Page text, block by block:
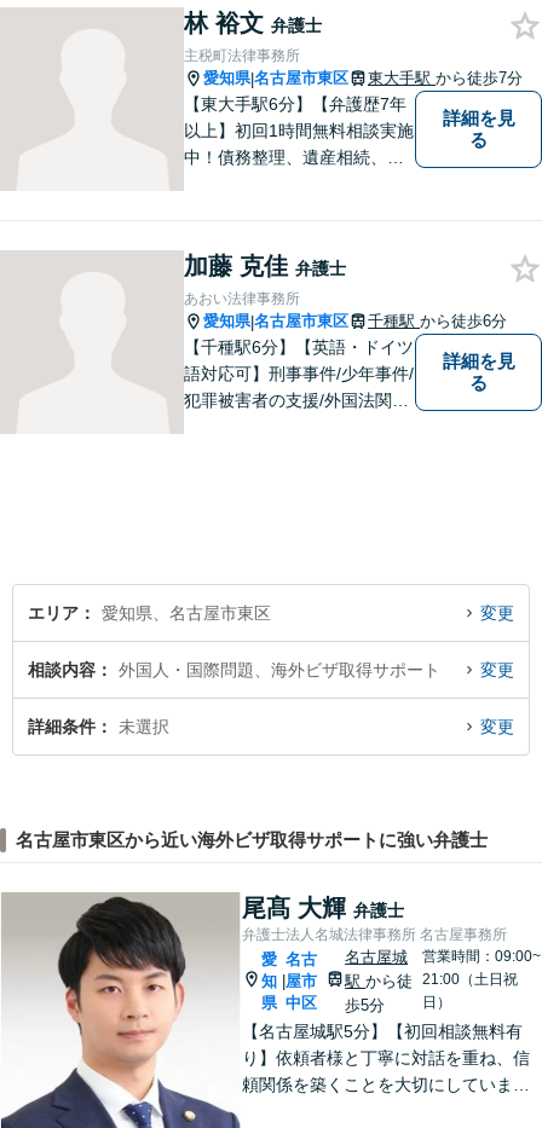
隣接士業や不動産会社との緊
密な連携を実現！【初回相談
無料】
林 裕文 弁護士
主税町法律事務所
愛知県|名古屋市東区 東大手駅 から徒歩7分
【東大手駅6分】【弁護歴7年
以上】初回1時間無料相談実施
中！債務整理、遺産相続、離
まずはお気軽にご相談くださ
い！【駐車場近く】
詳細を見
る
加藤 克佳 弁護士
あおい法律事務所
愛知県|名古屋市東区 千種駅 から徒歩6分
【千種駅6分】【英語・ドイツ
語対応可】刑事事件/少年事件/
犯罪被害者の支援/外国法関連/
詳細を見
る
エリア 愛知県、名古屋市東区 変更
相談内容 外国人・国際問題、海外ビザ取得サポート 変更
詳細条件 未選択 変更
名古屋市東区から近い海外ビザ取得サポートに強い弁護士
尾髙 大輝 弁護士
弁護士法人名城法律事務所 名古屋事務所
愛
知
県
名古
屋市
中区
名古屋城
駅から徒
歩5分
営業時間：09:00~
21:00（土日祝
日）
【名古屋城駅5分】【初回相談無料有
り】依頼者様と丁寧に対話を重ね、信
頼関係を築くことを大切にしていま